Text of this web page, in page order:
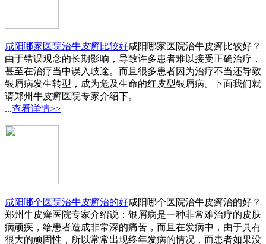
咸阳哪家医院治牛皮癣比较好咸阳哪家医院治牛皮癣比较好？
由于错误观念的长期影响，导致许多患者难以接受正确治疗，
甚至在治疗当中误入歧途。而且很多患者因为治疗不当还导致
银屑病发生转型，成为危及生命的红皮型银屑病。下面我们就
请郑州牛皮癣医院专家介绍下。
...查看详情>>
咸阳哪个医院治牛皮癣治的好咸阳哪个医院治牛皮癣治的好？
郑州牛皮癣医院专家介绍说：银屑病是一种非常难治疗的皮肤
病顽疾，给患者造成非常深的痛苦，而且在发病中，由于具有
很大的顽固性，所以常常出现终年发病的情况，而患者如果没